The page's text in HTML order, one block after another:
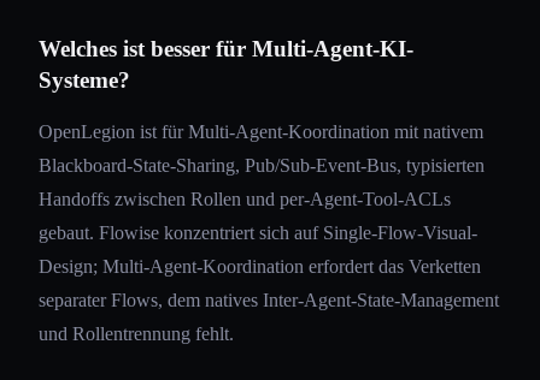
Welches ist besser für Multi-Agent-KI-
Systeme?
OpenLegion ist für Multi-Agent-Koordination mit nativem
Blackboard-State-Sharing, Pub/Sub-Event-Bus, typisierten
Handoffs zwischen Rollen und per-Agent-Tool-ACLs
gebaut. Flowise konzentriert sich auf Single-Flow-Visual-
Design; Multi-Agent-Koordination erfordert das Verketten
separater Flows, dem natives Inter-Agent-State-Management
und Rollentrennung fehlt.